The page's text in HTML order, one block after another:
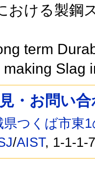
おける製鋼
term
making
・お問い
県つくば市東
/AIST, 1-1-1-